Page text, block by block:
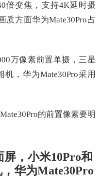
倍变焦，支持4K延时摄
质方面华为Mate30Pro占
万像素前置单摄，三星
机，华为Mate30Pro采用
的前置像素要明
，小米10Pro和
华为Mate30Pro